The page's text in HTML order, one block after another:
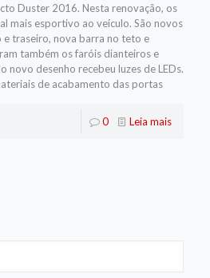
Duster 2016. Nesta renovação, os
mais esportivo ao veículo. São novos
traseiro, nova barra no teto e
também os faróis dianteiros e
novo desenho recebeu luzes de LEDs.
de acabamento das portas
0 Leia mais